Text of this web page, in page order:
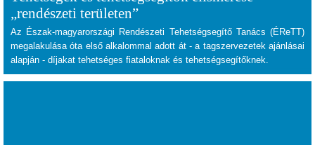
„rendészeti területen”
Az Észak-magyarországi Rendészeti Tehetségsegítő Tanács (ÉReTT)
megalakulása óta első alkalommal adott át - a tagszervezetek ajánlásai
alapján - díjakat tehetséges fiataloknak és tehetségsegítőknek.